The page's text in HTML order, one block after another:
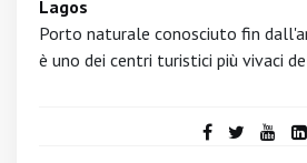
Lagos
Porto naturale conosciuto fin
è uno dei centri turistici più vivaci